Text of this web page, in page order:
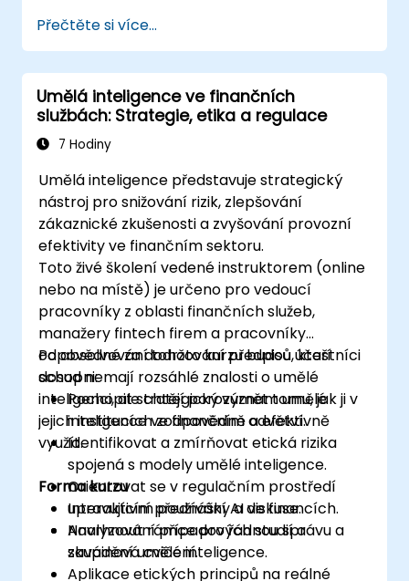
Přečtěte si více...
Umělá inteligence ve finančních
službách: Strategie, etika a regulace
7 Hodiny
Umělá inteligence představuje strategický
nástroj pro snižování rizik, zlepšování
zákaznické zkušenosti a zvyšování provozní
efektivity ve finančním sektoru.
Toto živé školení vedené instruktorem (online
nebo na místě) je určeno pro vedoucí
pracovníky z oblasti finančních služeb,
manažery fintech firem a pracovníky
odpovědné za dodržování předpisů, kteří
dosud nemají rozsáhlé znalosti o umělé
inteligenci, ale chtějí porozumět tomu, jak ji v
jejich institucích zodpovědně a efektivně
využít.
Po absolvování tohoto kurzu budou účastníci
schopni:
Pochopit strategický význam umělé
inteligence ve finančním odvětví.
Identifikovat a zmírňovat etická rizika
spojená s modely umělé inteligence.
Orientovat se v regulačním prostředí
upravujícím používání AI ve financích.
Navrhnout rámce pro řádnou správu a
zavádění umělé inteligence.
Forma kurzu
Interaktivní přednášky a diskuse.
Analyzování případových studií a
skupinová cvičení.
Aplikace etických principů na reálné